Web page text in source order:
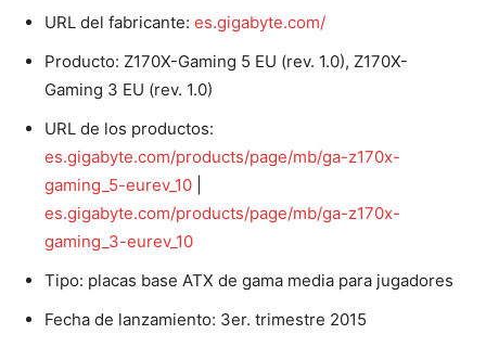
URL del fabricante: es.gigabyte.com/
Producto: Z170X-Gaming 5 EU (rev. 1.0), Z170X-
Gaming 3 EU (rev. 1.0)
URL de los productos:
es.gigabyte.com/products/page/mb/ga-z170x-
gaming_5-eurev_10
es.gigabyte.com/products/page/mb/ga-z170x-
gaming_3-eurev_10
Tipo: placas base ATX de gama media para jugadores
Fecha de lanzamiento: 3er. trimestre 2015